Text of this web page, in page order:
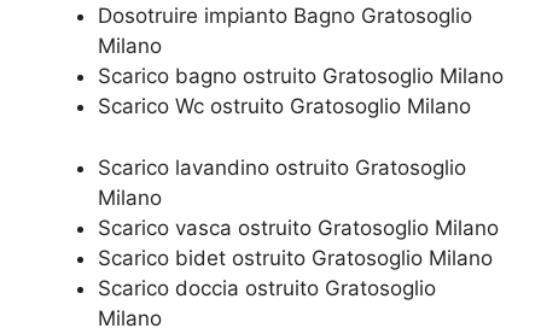
Dosotruire impianto Bagno Gratosoglio
Milano
Scarico bagno ostruito Gratosoglio Milano
Scarico Wc ostruito Gratosoglio Milano
Scarico lavandino ostruito Gratosoglio
Milano
Scarico vasca ostruito Gratosoglio Milano
Scarico bidet ostruito Gratosoglio Milano
Scarico doccia ostruito Gratosoglio
Milano